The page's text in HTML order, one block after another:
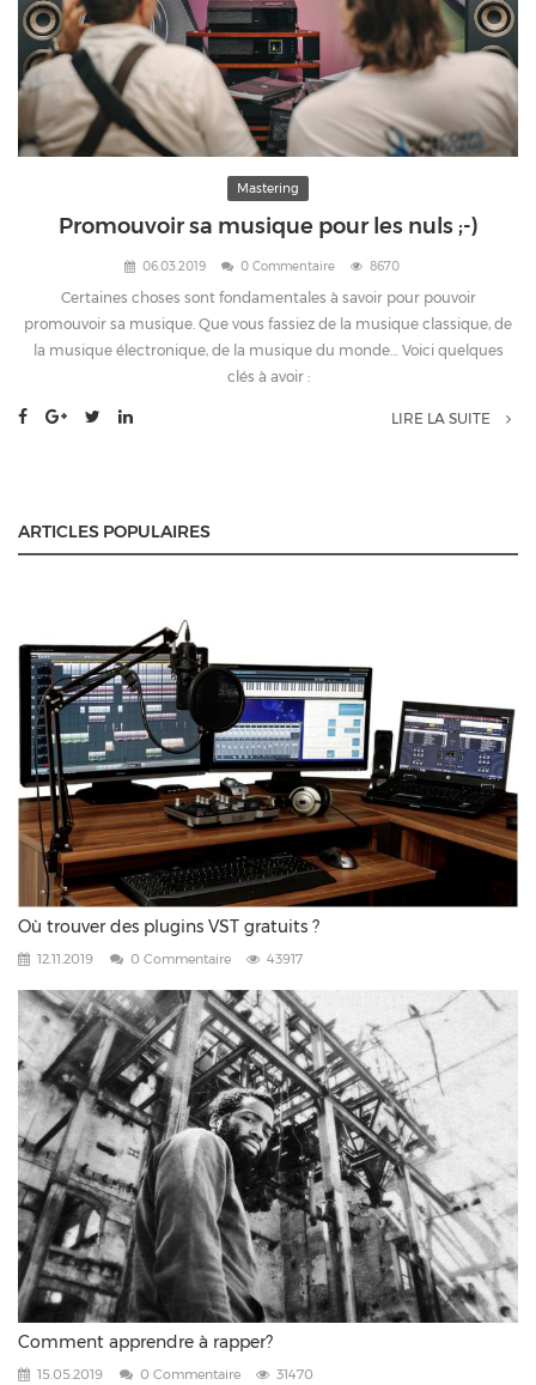
Mastering
Promouvoir sa musique pour les nuls ;-)
06.03.2019 0 Commentaire 8670
Certaines choses sont fondamentales à savoir pour pouvoir
promouvoir sa musique. Que vous fassiez de la musique classique, de
la musique électronique, de la musique du monde… Voici quelques
clés à avoir :
LIRE LA SUITE
ARTICLES POPULAIRES
Où trouver des plugins VST gratuits ?
12.11.2019 0 Commentaire 43917
Comment apprendre à rapper?
15.05.2019 0 Commentaire 31470